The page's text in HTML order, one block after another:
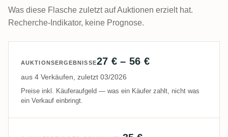
Was diese Flasche zuletzt auf Auktionen erzielt hat.
Recherche-Indikator, keine Prognose.
AUKTIONSERGEBNISSE27 € – 56 €
aus 4 Verkäufen, zuletzt 03/2026
Preise inkl. Käuferaufgeld — was ein Käufer zahlt, nicht was
ein Verkauf einbringt.